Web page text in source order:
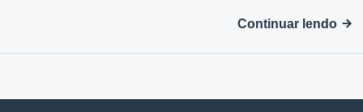
Continuar lendo